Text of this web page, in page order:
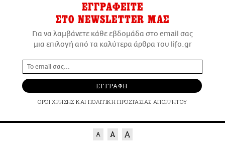
ΕΓΓΡΑΦΕΙΤΕ
ΣΤΟ NEWSLETTER ΜΑΣ
Για να λαμβάνετε κάθε εβδομάδα στο email σας
μια επιλογή από τα καλύτερα άρθρα του lifo.gr
ΕΓΓΡΑΦΗ
ΟΡΟΙ ΧΡΗΣΗΣ ΚΑΙ ΠΟΛΙΤΙΚΗ ΠΡΟΣΤΑΣΙΑΣ ΑΠΟΡΡΗΤΟΥ